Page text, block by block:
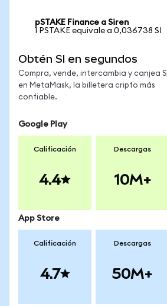
pSTAKE Finance a Siren
1 PSTAKE equivale a 0,036738 SI
Obtén SI en segundos
Compra, vende, intercambia y canjea SI
en MetaMask, la billetera cripto más
confiable.
Google Play
Calificación
4.4
Descargas
10M+
App Store
Calificación
4.7
Descargas
50M+